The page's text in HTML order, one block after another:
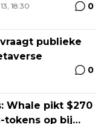
Sandbox
18:30 0
publieke
0
Whale pikt $270
tokens op bij